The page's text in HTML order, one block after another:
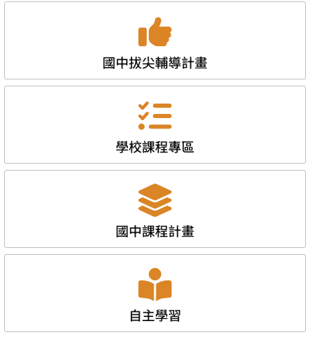
國中拔尖輔導計畫
學校課程專區
國中課程計畫
自主學習